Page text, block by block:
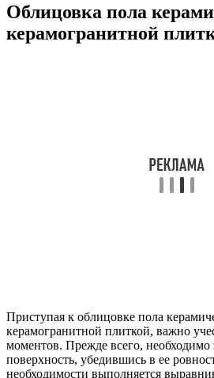
Облицовка пола
керамогранитной
Приступая к облицовке пола
керамогранитной плиткой, важно
моментов. Прежде всего, необходимо
поверхность, убедившись в ее
необходимости выполняется